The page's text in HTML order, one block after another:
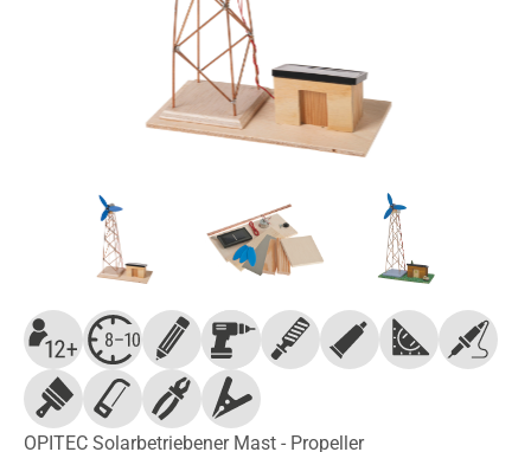
OPITEC Solarbetriebener Mast - Propeller